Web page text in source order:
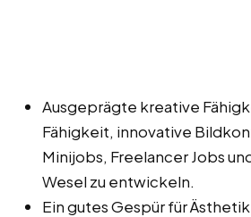
Ausgeprägte kreative
Fähigkeit, innovative
Minijobs, Freelancer Jobs
Wesel zu entwickeln.
Ein gutes Gespür für